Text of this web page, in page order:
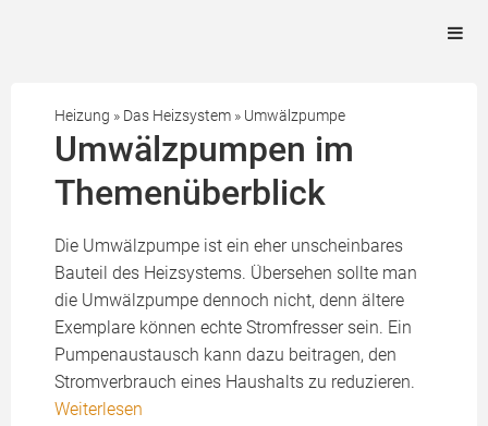
Heizung » Das Heizsystem » Umwälzpumpe
Umwälzpumpen im
Themenüberblick
Die Umwälzpumpe ist ein eher unscheinbares
Bauteil des Heizsystems. Übersehen sollte man
die Umwälzpumpe dennoch nicht, denn ältere
Exemplare können echte Stromfresser sein. Ein
Pumpenaustausch kann dazu beitragen, den
Stromverbrauch eines Haushalts zu reduzieren.
Weiterlesen